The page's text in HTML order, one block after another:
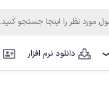
❯ دانلود نرم افزار